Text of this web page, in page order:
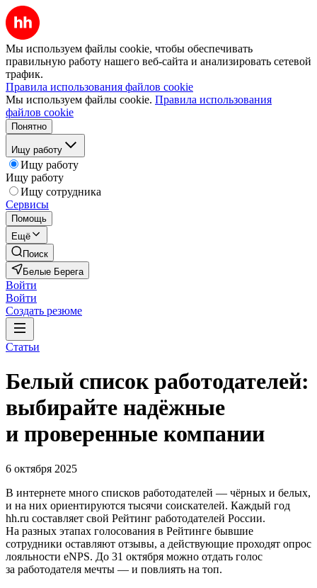
Мы используем файлы cookie, чтобы обеспечивать
правильную работу нашего веб-сайта и анализировать сетевой
трафик.
Правила использования файлов cookie
Мы используем файлы cookie. Правила использования
файлов cookie
Понятно
Ищу работу
Ищу работу
Ищу работу
Ищу сотрудника
Сервисы
Помощь
Ещё
Поиск
Белые Берега
Войти
Войти
Создать резюме
Статьи
Белый список работодателей:
выбирайте надёжные
и проверенные компании
6 октября 2025
В интернете много списков работодателей — чёрных и белых,
и на них ориентируются тысячи соискателей. Каждый год
hh.ru составляет свой Рейтинг работодателей России.
На разных этапах голосования в Рейтинге бывшие
сотрудники оставляют отзывы, а действующие проходят опрос
лояльности eNPS. До 31 октября можно отдать голос
за работодателя мечты — и повлиять на топ.